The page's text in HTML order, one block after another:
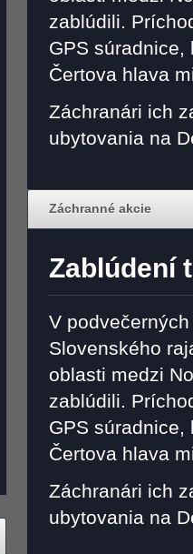
zablúdili.
GPS
Čertova hlava
Záchranári ich
ubytovania na
Záchranné akcie
Zablúdení
V
Slovenského
oblasti medzi
zablúdili.
GPS
Čertova hlava
Záchranári ich
ubytovania na